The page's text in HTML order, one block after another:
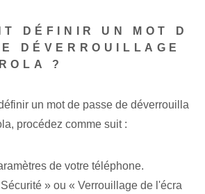
DÉFINIR UN MOT D
DÉVERROUILLAGE
?
un mot de passe de déverrouilla
procédez comme suit :
de votre téléphone.
» ou « Verrouillage de l'écra